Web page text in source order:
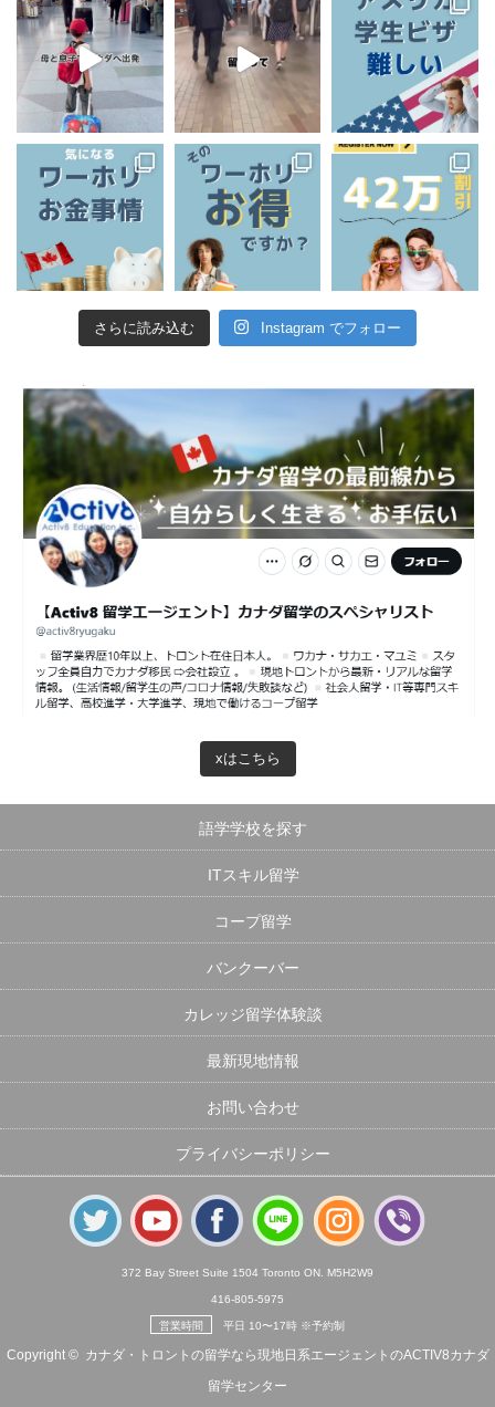
さらに読み込む Instagram でフォロー
xはこちら
語学学校を探す
ITスキル留学
コープ留学
バンクーバー
カレッジ留学体験談
最新現地情報
お問い合わせ
プライバシーポリシー
372 Bay Street Suite 1504 Toronto ON. M5H2W9
416-805-5975
営業時間 平日 10〜17時 ※予約制
Copyright © カナダ・トロントの留学なら現地日系エージェントのACTIV8カナダ
留学センター